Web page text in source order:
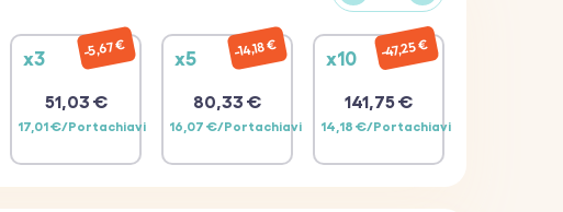
x3
51,03 €
17,01 €/Portachiavi
5,67 € x5
80,33 €
16,07 €/Portachiavi
14,18 € x10
141,75 €
14,18 €/Portachiavi
47,25 €